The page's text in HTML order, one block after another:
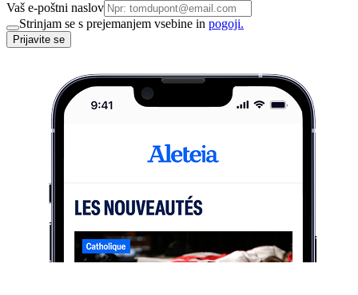
Vaš e-poštni naslov
Strinjam se s prejemanjem vsebine in pogoji.
Prijavite se